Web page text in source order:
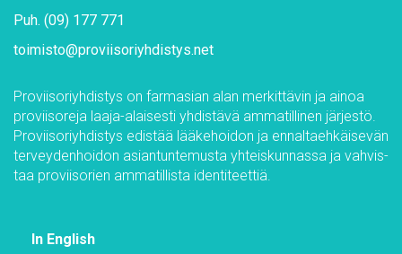
Puh. (09) 177 771
toi­mis­to@​pro­vii­so­riyh­dis­tys.​net
Pro­vii­so­riyh­dis­tys on far­m­asian alan mer­kit­tä­vin ja ai­noa
pro­vii­so­re­ja laa­ja-alai­ses­ti yh­dis­tä­vä am­ma­til­li­nen jär­jes­tö.
Pro­vii­so­riyh­dis­tys edis­tää lää­ke­hoi­don ja en­nal­taeh­käi­se­vän
ter­vey­den­hoi­don asian­tun­te­mus­ta yh­teis­kun­nas­sa ja vah­vis­
taa pro­vii­so­rien am­ma­til­lis­ta iden­ti­teet­tiä.
In English